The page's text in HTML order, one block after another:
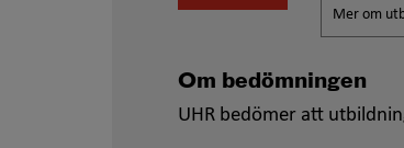
Mer om
Om bedömningen
UHR bedömer att